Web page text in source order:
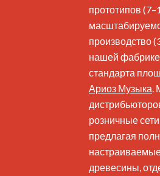
прототипов
производство
нашей
стандарта
Ариоз Музыка
розничные
предлагая
древесины,